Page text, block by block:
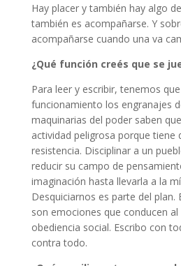
Hay placer y también hay algo
también es acompañarse. Y
acompañarse cuando una va
¿Qué función creés que se
Para leer y escribir, tenemos
funcionamiento los engranajes
maquinarias del poder saben
actividad peligrosa porque tiene
resistencia. Disciplinar a un
reducir su campo de
imaginación hasta llevarla a la
Desquiciarnos es parte del plan.
son emociones que conducen
obediencia social. Escribo con
contra todo.